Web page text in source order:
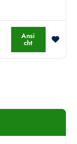
Ansi
cht